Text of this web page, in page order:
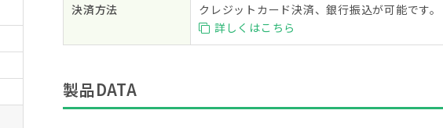
決済方法
クレジットカード決済、銀行振込が可能です。
詳しくはこちら
製品DATA